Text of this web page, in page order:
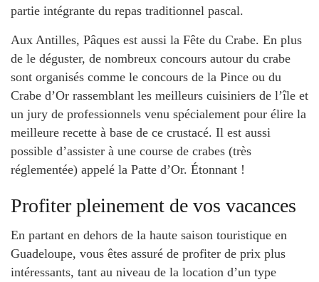
partie intégrante du repas traditionnel pascal.
Aux Antilles, Pâques est aussi la Fête du Crabe. En plus
de le déguster, de nombreux concours autour du crabe
sont organisés comme le concours de la Pince ou du
Crabe d’Or rassemblant les meilleurs cuisiniers de l’île et
un jury de professionnels venu spécialement pour élire la
meilleure recette à base de ce crustacé. Il est aussi
possible d’assister à une course de crabes (très
réglementée) appelé la Patte d’Or. Étonnant !
Profiter pleinement de vos vacances
En partant en dehors de la haute saison touristique en
Guadeloupe, vous êtes assuré de profiter de prix plus
intéressants, tant au niveau de la location d’un type